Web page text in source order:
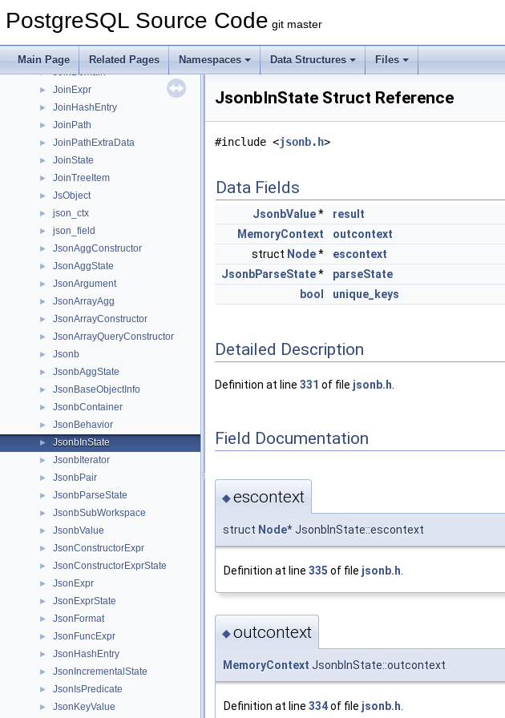
PostgreSQL Source Code git master
Main Page Related Pages Namespaces Data Structures Files
► JitProviderCallbacks
► JoinCostWorkspace
► JoinDomain
► JoinExpr
► JoinHashEntry
► JoinPath
► JoinPathExtraData
► JoinState
► JoinTreeItem
► JsObject
► json_ctx
► json_field
► JsonAggConstructor
► JsonAggState
► JsonArgument
► JsonArrayAgg
► JsonArrayConstructor
► JsonArrayQueryConstructor
► Jsonb
► JsonbAggState
► JsonBaseObjectInfo
► JsonbContainer
► JsonBehavior
► JsonbInState
► JsonbIterator
► JsonbPair
► JsonbParseState
► JsonbSubWorkspace
► JsonbValue
► JsonConstructorExpr
► JsonConstructorExprState
► JsonExpr
► JsonExprState
► JsonFormat
► JsonFuncExpr
► JsonHashEntry
► JsonIncrementalState
► JsonIsPredicate
► JsonKeyValue
JsonbInState Struct Reference
#include <jsonb.h>
Data Fields
JsonbValue*
result
MemoryContext
outcontext
struct Node*
escontext
JsonbParseState*
parseState
bool
unique_keys
Detailed Description
Definition at line 331 of file jsonb.h
Field Documentation
◆escontext
struct Node* JsonbInState::escontext
Definition at line 335 of file jsonb.h
◆outcontext
MemoryContext JsonbInState::outcontext
Definition at line 334of file jsonb.h